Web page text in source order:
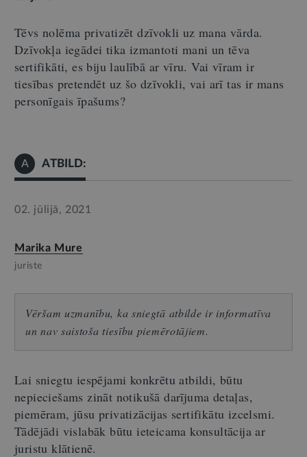
Tēvs nolēma privatizēt dzīvokli uz mana vārda.
Dzīvokļa iegādei tika izmantoti mani un tēva
sertifikāti, es biju laulībā ar vīru. Vai vīram ir
tiesības pretendēt uz šo dzīvokli, vai arī tas ir mans
personīgais īpašums?
A ATBILD:
02. jūlijā, 2021
Marika Mure
juriste
Vēršam uzmanību, ka sniegtā atbilde ir informatīva
un nav saistoša tiesību piemērotājiem.
Lai sniegtu iespējami konkrētu atbildi, būtu
nepieciešams zināt notikušā darījuma detaļas,
piemēram, jūsu privatizācijas sertifikātu izcelsmi.
Tādējādi vislabāk būtu ieteicama konsultācija ar
juristu klātienē.